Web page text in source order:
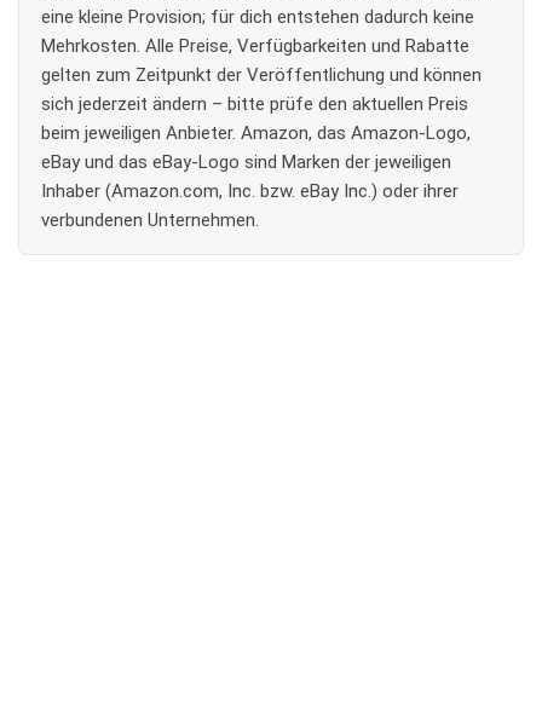
eine kleine Provision; für dich entstehen dadurch keine
Mehrkosten. Alle Preise, Verfügbarkeiten und Rabatte
gelten zum Zeitpunkt der Veröffentlichung und können
sich jederzeit ändern – bitte prüfe den aktuellen Preis
beim jeweiligen Anbieter. Amazon, das Amazon-Logo,
eBay und das eBay-Logo sind Marken der jeweiligen
Inhaber (Amazon.com, Inc. bzw. eBay Inc.) oder ihrer
verbundenen Unternehmen.